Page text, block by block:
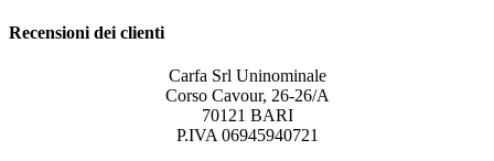
Recensioni dei clienti
Carfa Srl Uninominale
Corso Cavour, 26-26/A
70121 BARI
P.IVA 06945940721